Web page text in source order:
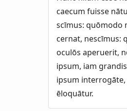
caecum fuisse
scīmus: quōmodo
cernat, nescīmus:
oculōs aperuerit,
ipsum, iam
ipsum interrogāte,
ēloquātur.